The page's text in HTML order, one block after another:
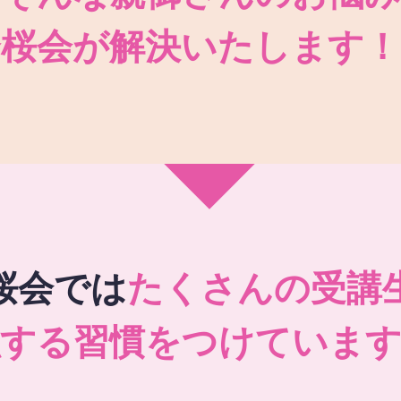
会が解決いたします！
会ではたくさんの受講
る習慣をつけています